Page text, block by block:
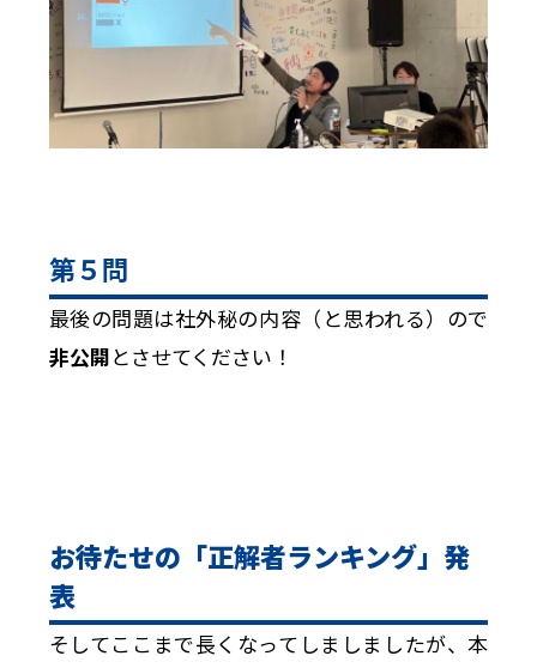
第５問
最後の問題は社外秘の内容（と思われる）ので
非公開とさせてください！
お待たせの「正解者ランキング」発
表
そしてここまで長くなってしましましたが、本